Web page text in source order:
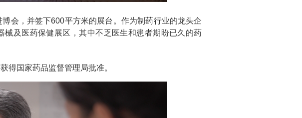
会，并签下600平方米的展台。作为制药行业的龙头企
械及医药保健展区，其中不乏医生和患者期盼已久的药
得国家药品监督管理局批准。